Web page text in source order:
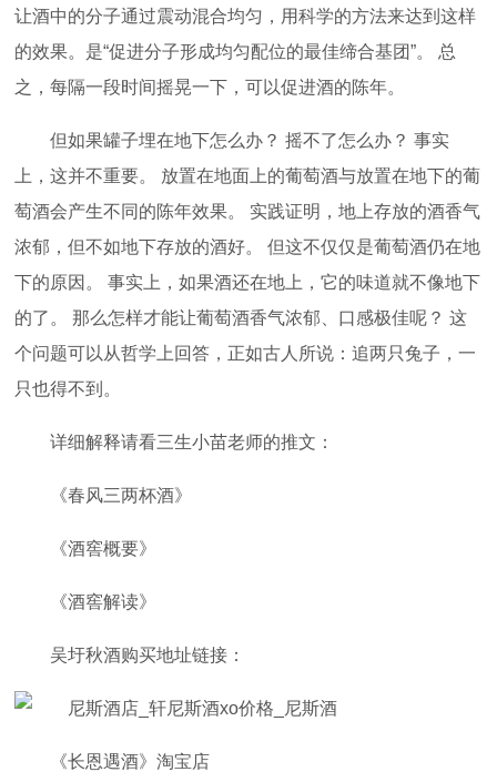
让酒中的分子通过震动混合均匀，用科学的方法来达到这样
的效果。是“促进分子形成均匀配位的最佳缔合基团”。 总
之，每隔一段时间摇晃一下，可以促进酒的陈年。
但如果罐子埋在地下怎么办？ 摇不了怎么办？ 事实
上，这并不重要。 放置在地面上的葡萄酒与放置在地下的葡
萄酒会产生不同的陈年效果。 实践证明，地上存放的酒香气
浓郁，但不如地下存放的酒好。 但这不仅仅是葡萄酒仍在地
下的原因。 事实上，如果酒还在地上，它的味道就不像地下
的了。 那么怎样才能让葡萄酒香气浓郁、口感极佳呢？ 这
个问题可以从哲学上回答，正如古人所说：追两只兔子，一
只也得不到。
详细解释请看三生小苗老师的推文：
《春风三两杯酒》
《酒窖概要》
《酒窖解读》
吴圩秋酒购买地址链接：
《长恩遇酒》淘宝店